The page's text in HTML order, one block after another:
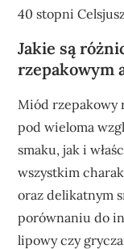
40 stopni
Jakie są
rzepakowym
Miód rzepakowy
pod wieloma
smaku, jak i
wszystkim
oraz delikatnym
porównaniu do
lipowy czy